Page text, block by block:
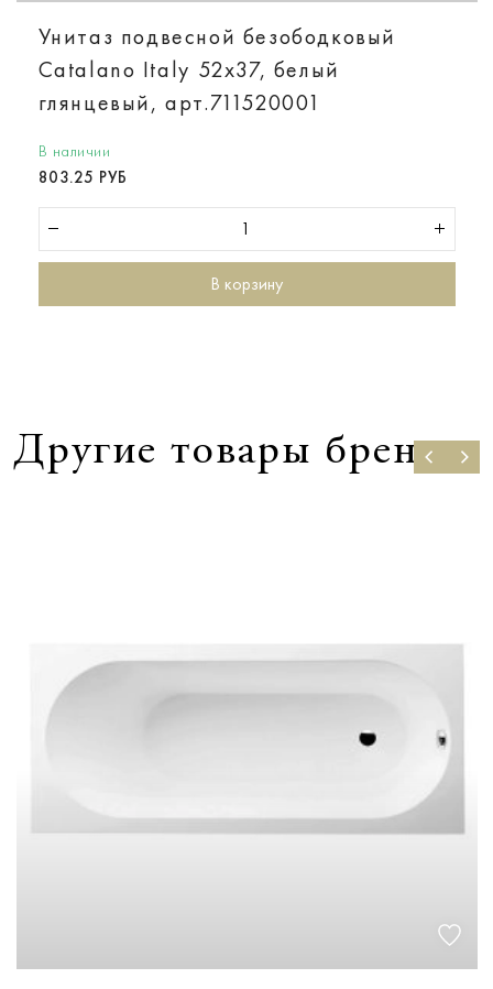
Унитаз подвесной безободковый
Catalano Italy 52х37, белый
глянцевый, арт.711520001
В наличии
803.25 РУБ
В корзину
Другие товары бренда